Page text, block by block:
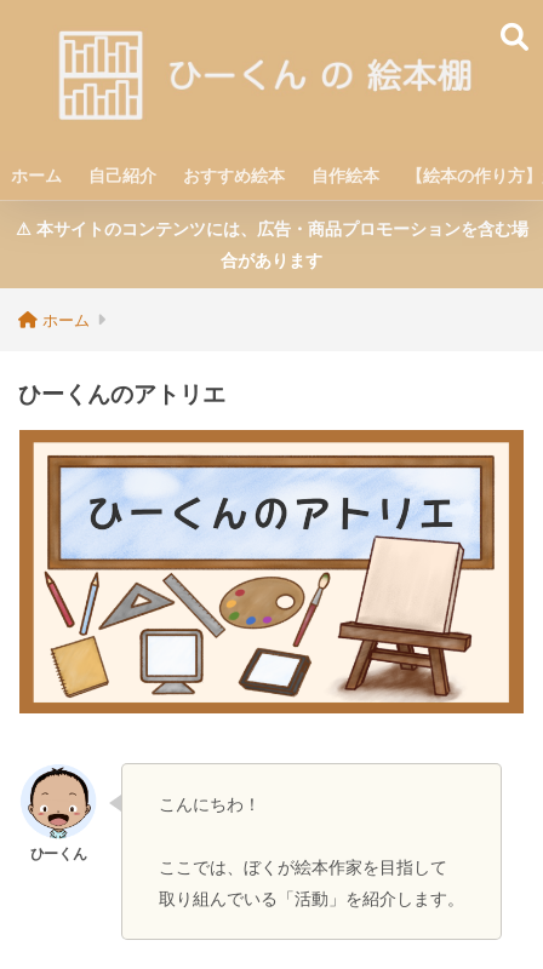
ホーム 自己紹介 おすすめ絵本 自作絵本 【絵本の作り方
⚠︎ 本サイトのコンテンツには、広告・商品プロモーションを含む場
合があります
ホーム
ひーくんのアトリエ
こんにちわ！
ここでは、ぼくが絵本作家を目指して
取り組んでいる「活動」を紹介します。